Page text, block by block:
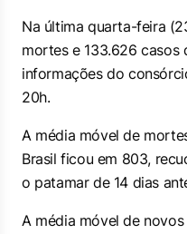
Na última quarta-feira
mortes e 133.626 casos
informações do
20h.
A média móvel de
Brasil ficou em 803,
o patamar de 14 dias
A média móvel de